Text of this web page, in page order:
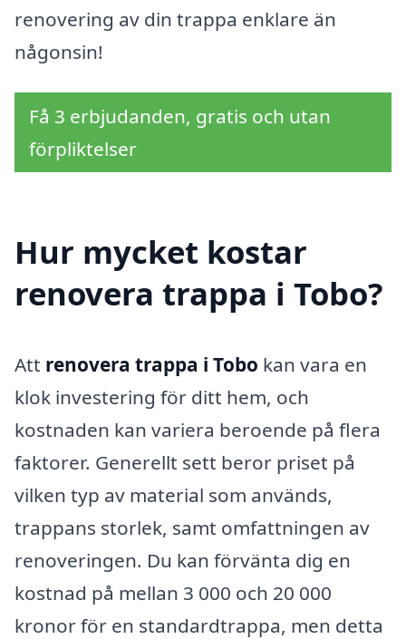
renovering av din trappa enklare än
någonsin!
Få 3 erbjudanden, gratis och utan
förpliktelser
Hur mycket kostar
renovera trappa i Tobo?
Att renovera trappa i Tobo kan vara en
klok investering för ditt hem, och
kostnaden kan variera beroende på flera
faktorer. Generellt sett beror priset på
vilken typ av material som används,
trappans storlek, samt omfattningen av
renoveringen. Du kan förvänta dig en
kostnad på mellan 3 000 och 20 000
kronor för en standardtrappa, men detta